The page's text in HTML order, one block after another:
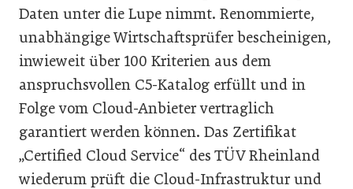
Daten unter die Lupe nimmt. Renommierte,
unabhängige Wirtschaftsprüfer bescheinigen,
inwieweit über 100 Kriterien aus dem
anspruchsvollen C5-Katalog erfüllt und in
Folge vom Cloud-Anbieter vertraglich
garantiert werden können. Das Zertifikat
„Certified Cloud Service“ des TÜV Rheinland
wiederum prüft die Cloud-Infrastruktur und